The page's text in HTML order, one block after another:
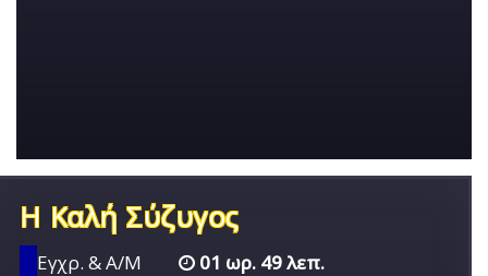
Η Καλή Σύζυγος
Εγχρ. & Α/Μ 01 ωρ. 49 λεπ.